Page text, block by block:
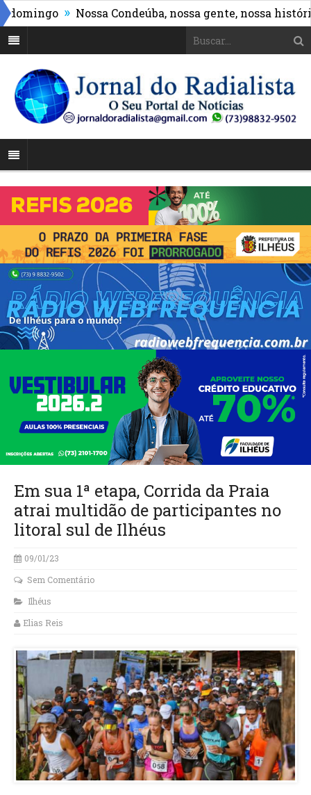
» Nossa Condeúba, nossa gente, nossa história”:
Em sua 1ª etapa, Corrida da Praia
atrai multidão de participantes no
litoral sul de Ilhéus
09/01/23
Sem Comentário
Ilhéus
Elias Reis